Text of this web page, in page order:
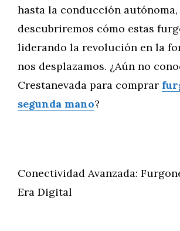
hasta la conducción autónoma,
descubriremos cómo estas
liderando la revolución en la
nos desplazamos. ¿Aún no
Crestanevada para comprar
segunda mano?
Conectividad Avanzada:
Era Digital